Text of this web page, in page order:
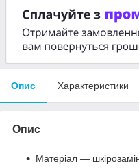
Опис Характеристики
Опис
Матеріал —